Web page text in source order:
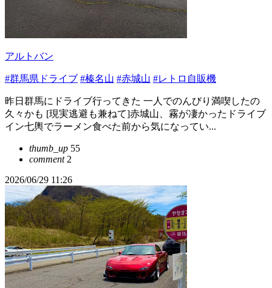
アルトバン
#群馬県ドライブ #榛名山 #赤城山 #レトロ自販機
昨日群馬にドライブ行ってきた 一人でのんびり満喫したの
久々かも [現実逃避も兼ねて]赤城山、霧が凄かったドライブ
イン七輿でラーメン食べた前から気になってい...
thumb_up 55
comment2
2026/06/29 11:26